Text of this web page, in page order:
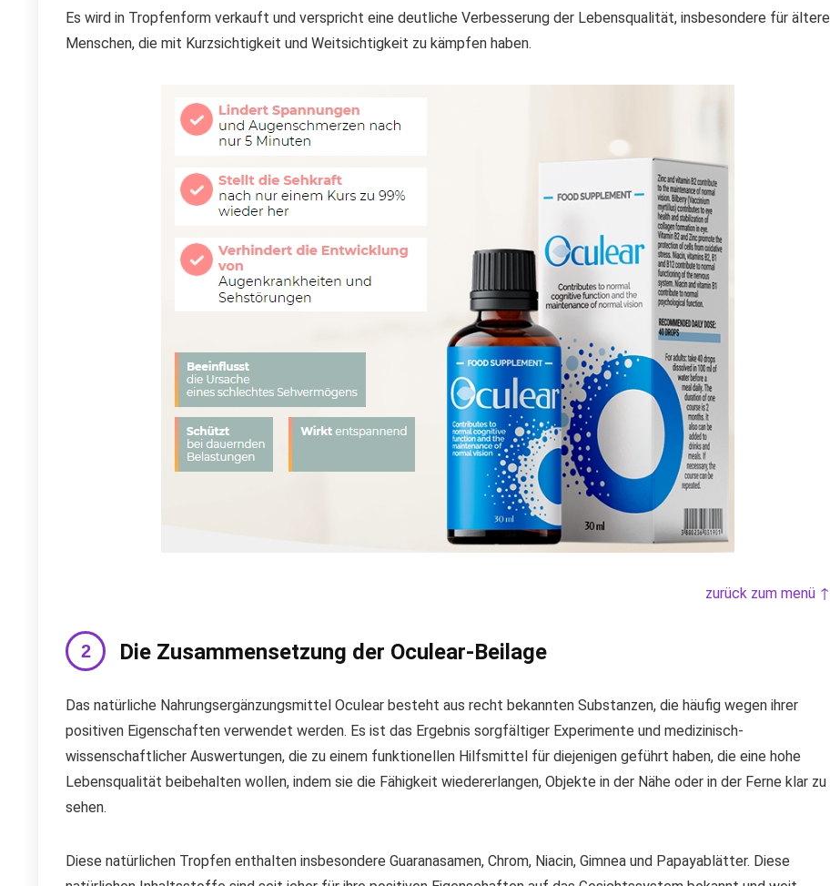
Es wird in Tropfenform verkauft und verspricht eine deutliche Verbesserung der Lebensqualität, insbesondere für ältere
Menschen, die mit Kurzsichtigkeit und Weitsichtigkeit zu kämpfen haben.
zurück zum menü ↑
Die Zusammensetzung der Oculear-Beilage
Das natürliche Nahrungsergänzungsmittel Oculear besteht aus recht bekannten Substanzen, die häufig wegen ihrer
positiven Eigenschaften verwendet werden. Es ist das Ergebnis sorgfältiger Experimente und medizinisch-
wissenschaftlicher Auswertungen, die zu einem funktionellen Hilfsmittel für diejenigen geführt haben, die eine hohe
Lebensqualität beibehalten wollen, indem sie die Fähigkeit wiedererlangen, Objekte in der Nähe oder in der Ferne klar zu
sehen.
Diese natürlichen Tropfen enthalten insbesondere Guaranasamen, Chrom, Niacin, Gimnea und Papayablätter. Diese